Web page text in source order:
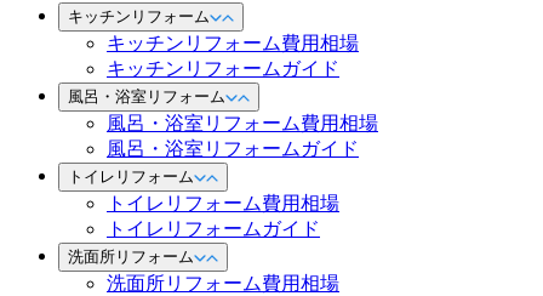
キッチンリフォーム
キッチンリフォーム費用相場
キッチンリフォームガイド
風呂・浴室リフォーム
風呂・浴室リフォーム費用相場
風呂・浴室リフォームガイド
トイレリフォーム
トイレリフォーム費用相場
トイレリフォームガイド
洗面所リフォーム
洗面所リフォーム費用相場